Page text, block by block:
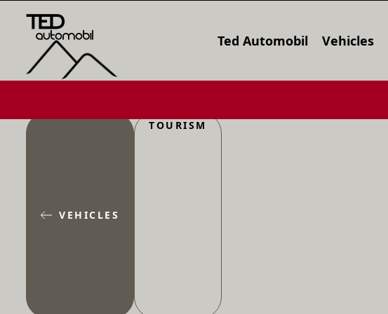
Ted Automobil Vehicles
VEHICLES
TOURISM